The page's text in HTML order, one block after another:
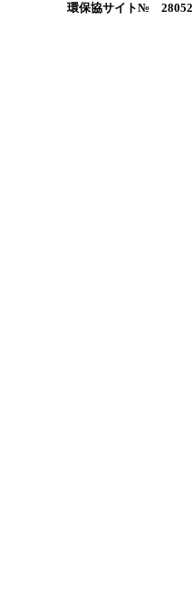
環保協サイト№ 28052